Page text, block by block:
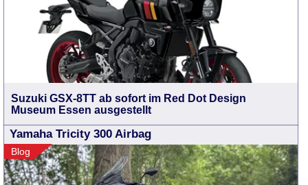
Suzuki GSX-8TT ab sofort im Red Dot Design
Museum Essen ausgestellt
Yamaha Tricity 300 Airbag
Blog